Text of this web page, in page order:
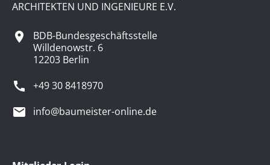
ARCHITEKTEN UND INGENIEURE E.V.
BDB-Bundesgeschäftsstelle
Willdenowstr. 6
12203 Berlin
+49 30 8418970
info@baumeister-online.de